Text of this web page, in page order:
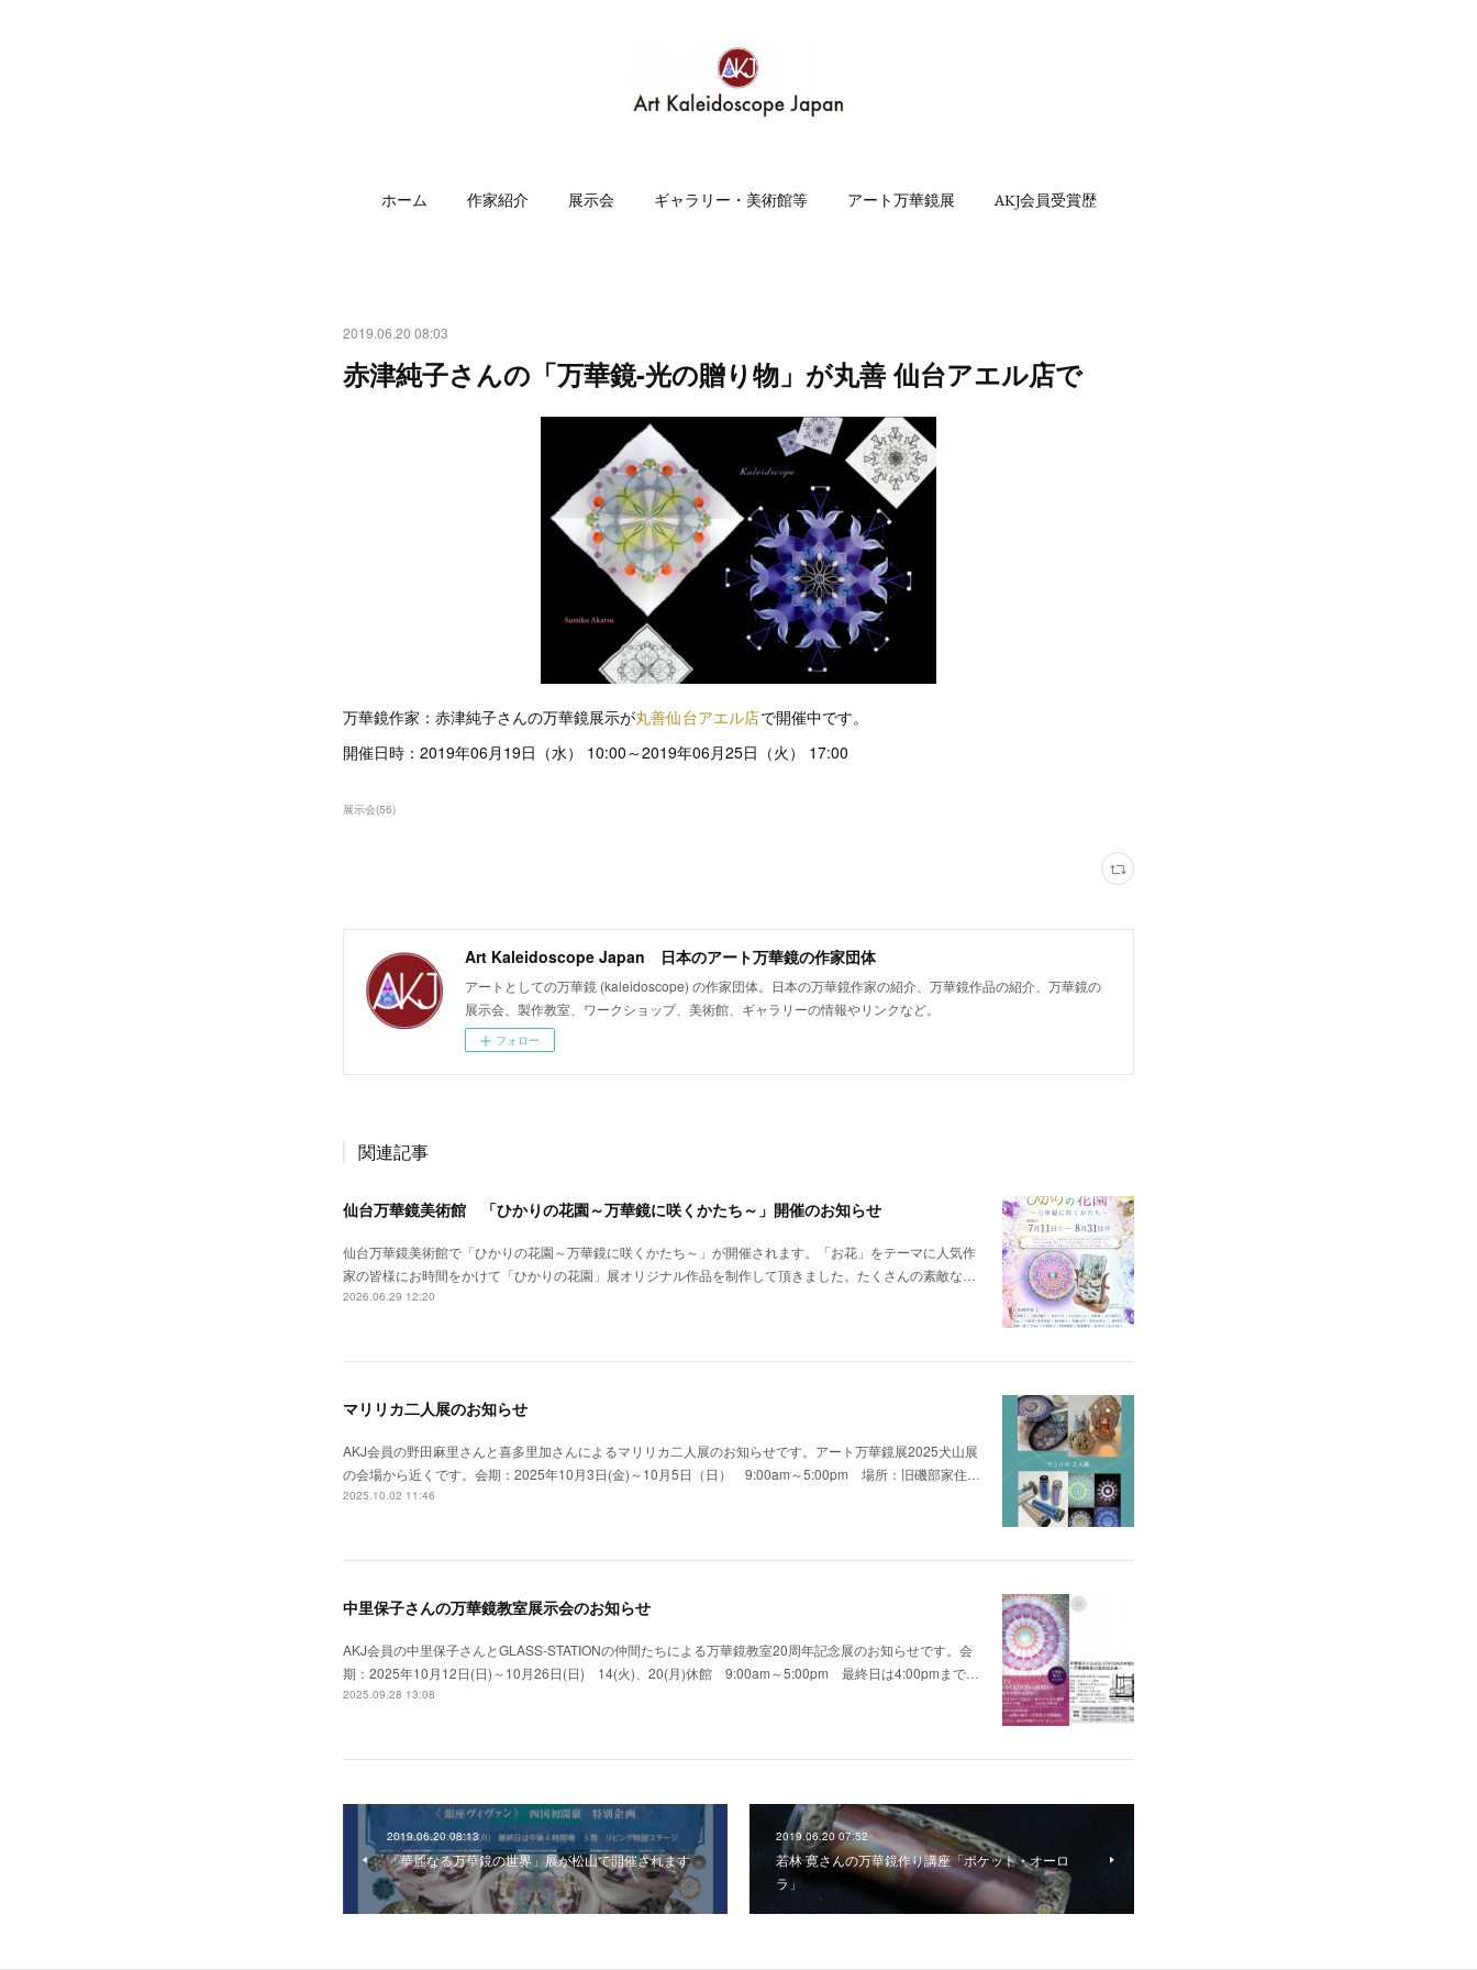
ホーム 作家紹介 展示会 ギャラリー・美術館等 アート万華鏡展 AKJ会員受賞歴
2019.06.20 08:03
赤津純子さんの「万華鏡-光の贈り物」が丸善 仙台アエル店で
万華鏡作家：赤津純子さんの万華鏡展示が丸善仙台アエル店で開催中です。
開催日時：2019年06月19日（水） 10:00～2019年06月25日（火） 17:00
展示会(56)
Art Kaleidoscope Japan 日本のアート万華鏡の作家団体
アートとしての万華鏡 (kaleidoscope) の作家団体。日本の万華鏡作家の紹介、万華鏡作品の紹介、万華鏡の
展示会、製作教室、ワークショップ、美術館、ギャラリーの情報やリンクなど。
フォロー
関連記事
仙台万華鏡美術館 「ひかりの花園～万華鏡に咲くかたち～」開催のお知らせ
仙台万華鏡美術館で「ひかりの花園～万華鏡に咲くかたち～」が開催されます。「お花」をテーマに人気作
家の皆様にお時間をかけて「ひかりの花園」展オリジナル作品を制作して頂きました。たくさんの素敵な…
2026.06.29 12:20
マリリカ二人展のお知らせ
AKJ会員の野田麻里さんと喜多里加さんによるマリリカ二人展のお知らせです。アート万華鏡展2025犬山展
の会場から近くです。会期：2025年10月3日(金)～10月5日（日） 9:00am～5:00pm 場所：旧磯部家住…
2025.10.02 11:46
中里保子さんの万華鏡教室展示会のお知らせ
AKJ会員の中里保子さんとGLASS-STATIONの仲間たちによる万華鏡教室20周年記念展のお知らせです。会
期：2025年10月12日(日)～10月26日(日) 14(火)、20(月)休館 9:00am～5:00pm 最終日は4:00pmまで…
2025.09.28 13:08
2019.06.20 08:13
「華麗なる万華鏡の世界」展が松山で開催されます
2019.06.20 07:52
若林 寛さんの万華鏡作り講座「ポケット・オーロ
ラ」